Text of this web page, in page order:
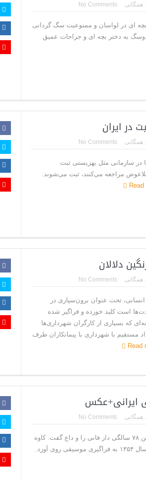
همگانی No Comments
ای در لواسان و ممنوعیت سگ گردانی
به دختر بچه ای و جراحات عمیق
در ایران
همگانی No Comments
در سازمانی مثل بهزیستی ثبت
مراجعه می‌کنند، ثبت می‌شوند.
Read
دلالان
همگانی No Comments
انسانی، تحت عنوان برون‌سپاری در
است کلید خورده و فراگیر شده
که بسیاری از کارگران شهرداری‌ها
مستقیم با شهرداری با پیمانکاران طرف
Read
ایرانی+عکس
همگانی No Comments
کاوه دیلمی خواننده موسیقی ایرانی ۱۰ بهمن در سن ۷۸ سالگی دار فانی را و داع گفت. کاوه
دیلمی در سال ۱۳۱۹ در شهر رشت متولد شد و در سال ۱۳۵۴ به فراگیری موسیقی روی آورد.